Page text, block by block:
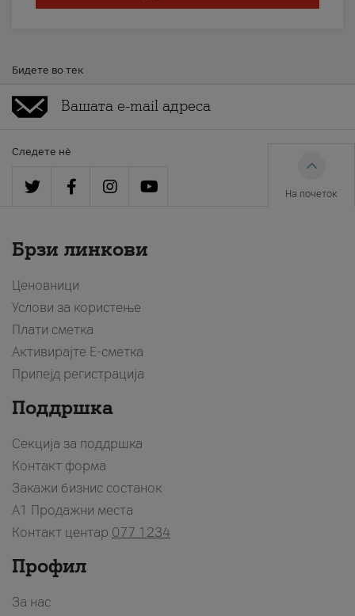
Бидете во тек
Следете нè
На почеток
Брзи линкови
Ценовници
Услови за користење
Плати сметка
Активирајте Е-сметка
Припејд регистрација
Поддршка
Секција за поддршка
Контакт форма
Закажи бизнис состанок
A1 Продажни места
Контакт центар 077 1234
Профил
За нас